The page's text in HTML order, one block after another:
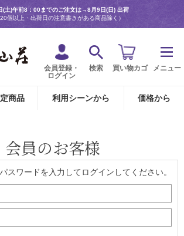
(土)午前8：00までのご注文は→8月9日(日) 出荷
個以上・出荷日の注意書きがある商品除く）
会員登録・
ログイン
検索 買い物カゴ メニュー
商品 利用シーンから 価格から
会員のお客様
スワードを入力してログインしてください。